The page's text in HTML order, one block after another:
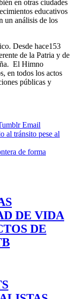
en otras ciudades
educativos
un análisis de los
Desde hace153
de la Patria y de
El Himno
en todos los actos
públicas y
Email
al tránsito pese al
de forma
DE VIDA
DE